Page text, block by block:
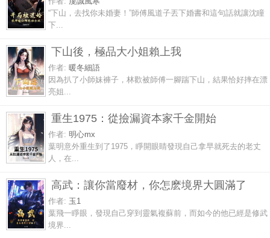
“下山，去找你未婚妻！”師傅風道子丟下婚書和這句話就讓沈瞳
下...
下山後，極品大小姐賴上我
作者: 暖冬細語
因為扒了小師妹褲子，林歡被師傅一腳踹下山，結果恰好摔在漂
亮姐...
重生1975：從撿漏資本家千金開始
作者: 明心mx
葉明意外重生到了1975，睜開眼睛發現自己拿早就死去的老丈
人，在...
高武：讓你當廢材，你怎麽境界大圓滿了
作者: 玉1
葉飛一睜眼，發現自己穿到靈氣複蘇前，而如今的他已經是修武
境界...